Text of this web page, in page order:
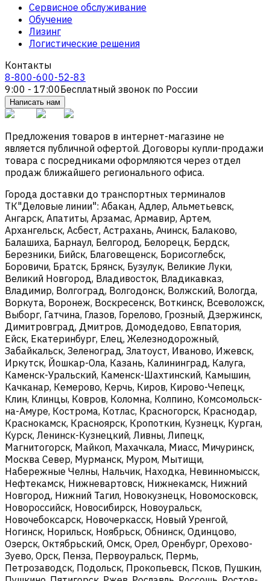
Сервисное обслуживание
Обучение
Лизинг
Логистические решения
Контакты
8-800-600-52-83
9:00 - 17:00Бесплатный звонок по России
Написать нам
Предложения товаров в интернет-магазине не
является публичной офертой. Договоры купли-продажи
товара с посредниками оформляются через отдел
продаж ближайшего регионального офиса.
Города доставки до транспортных терминалов
ТК"Деловые линии": Абакан, Адлер, Альметьевск,
Ангарск, Апатиты, Арзамас, Армавир, Артем,
Архангельск, Асбест, Астрахань, Ачинск, Балаково,
Балашиха, Барнаул, Белгород, Белорецк, Бердск,
Березники, Бийск, Благовещенск, Борисоглебск,
Боровичи, Братск, Брянск, Бузулук, Великие Луки,
Великий Новгород, Владивосток, Владикавказ,
Владимир, Волгоград, Волгодонск, Волжский, Вологда,
Воркута, Воронеж, Воскресенск, Воткинск, Всеволожск,
Выборг, Гатчина, Глазов, Горелово, Грозный, Дзержинск,
Димитровград, Дмитров, Домодедово, Евпатория,
Ейск, Екатеринбург, Елец, Железнодорожный,
Забайкальск, Зеленоград, Златоуст, Иваново, Ижевск,
Иркутск, Йошкар-Ола, Казань, Калининград, Калуга,
Каменск-Уральский, Каменск-Шахтинский, Камышин,
Качканар, Кемерово, Керчь, Киров, Кирово-Чепецк,
Клин, Клинцы, Ковров, Коломна, Колпино, Комсомольск-
на-Амуре, Кострома, Котлас, Красногорск, Краснодар,
Краснокамск, Красноярск, Кропоткин, Кузнецк, Курган,
Курск, Ленинск-Кузнецкий, Ливны, Липецк,
Магнитогорск, Майкоп, Махачкала, Миасс, Мичуринск,
Москва Север, Мурманск, Муром, Мытищи,
Набережные Челны, Нальчик, Находка, Невинномысск,
Нефтекамск, Нижневартовск, Нижнекамск, Нижний
Новгород, Нижний Тагил, Новокузнецк, Новомосковск,
Новороссийск, Новосибирск, Новоуральск,
Новочебоксарск, Новочеркасск, Новый Уренгой,
Ногинск, Норильск, Ноябрьск, Обнинск, Одинцово,
Озерск, Октябрьский, Омск, Орел, Оренбург, Орехово-
Зуево, Орск, Пенза, Первоуральск, Пермь,
Петрозаводск, Подольск, Прокопьевск, Псков, Пушкин,